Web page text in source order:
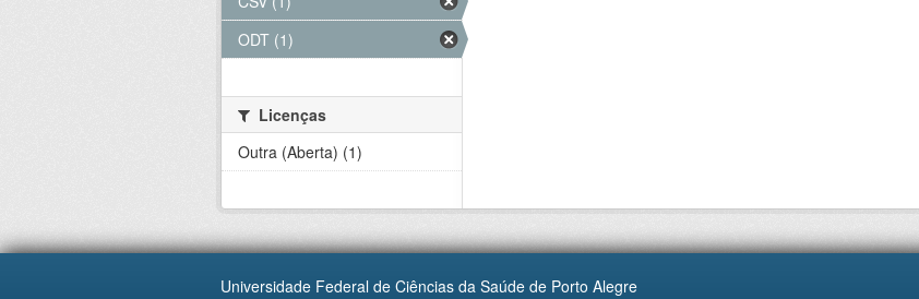
ODT (1)
Licenças
Outra (Aberta) (1)
Universidade Federal de Ciências da Saúde de Porto Alegre